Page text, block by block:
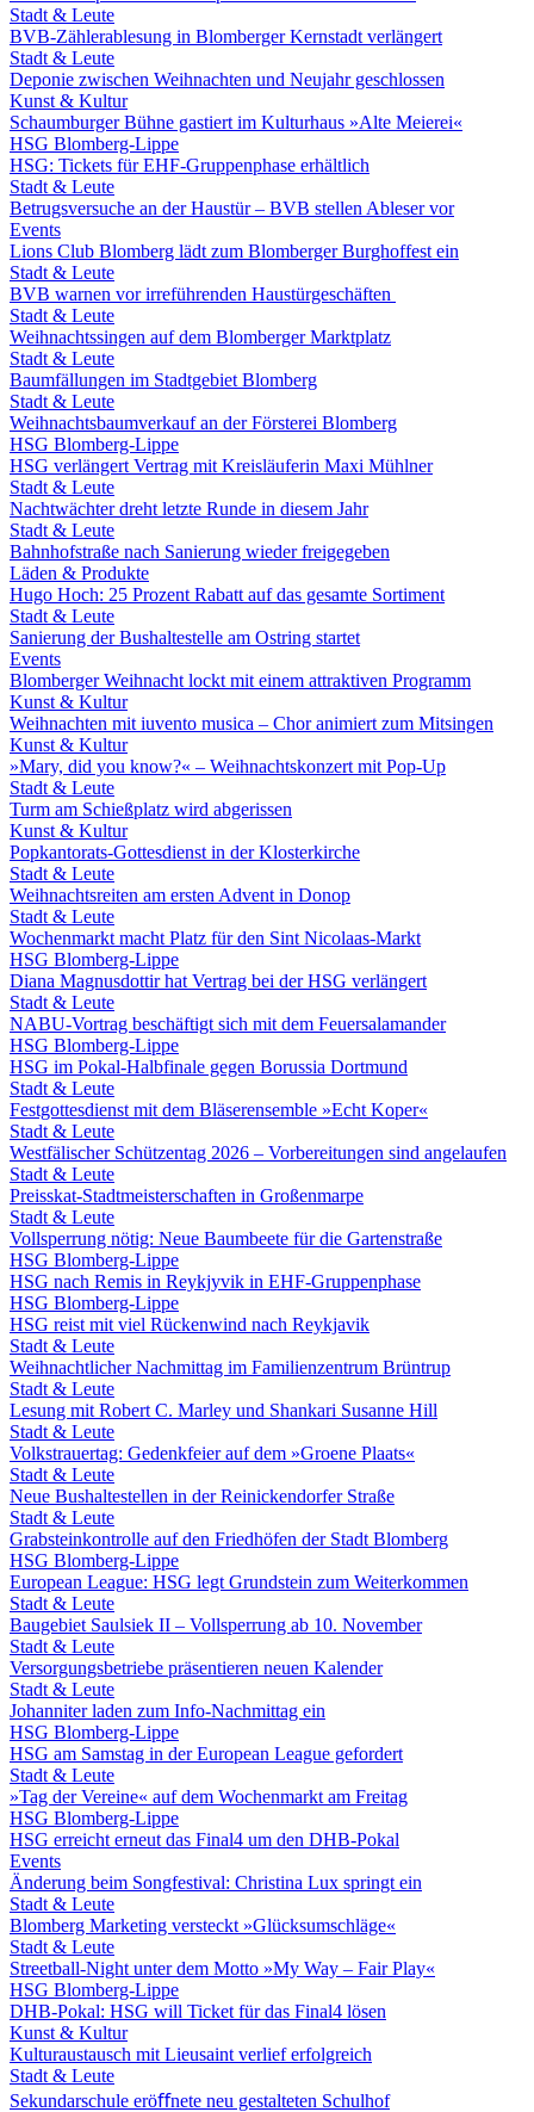
Stadt & Leute
BVB-Zählerablesung in Blomberger Kernstadt verlängert
Stadt & Leute
Deponie zwischen Weihnachten und Neujahr geschlossen
Kunst & Kultur
Schaumburger Bühne gastiert im Kulturhaus »Alte Meierei«
HSG Blomberg-Lippe
HSG: Tickets für EHF-Gruppenphase erhältlich
Stadt & Leute
Betrugsversuche an der Haustür – BVB stellen Ableser vor
Events
Lions Club Blomberg lädt zum Blomberger Burghoffest ein
Stadt & Leute
BVB warnen vor irreführenden Haustürgeschäften
Stadt & Leute
Weihnachtssingen auf dem Blomberger Marktplatz
Stadt & Leute
Baumfällungen im Stadtgebiet Blomberg
Stadt & Leute
Weihnachtsbaumverkauf an der Försterei Blomberg
HSG Blomberg-Lippe
HSG verlängert Vertrag mit Kreisläuferin Maxi Mühlner
Stadt & Leute
Nachtwächter dreht letzte Runde in diesem Jahr
Stadt & Leute
Bahnhofstraße nach Sanierung wieder freigegeben
Läden & Produkte
Hugo Hoch: 25 Prozent Rabatt auf das gesamte Sortiment
Stadt & Leute
Sanierung der Bushaltestelle am Ostring startet
Events
Blomberger Weihnacht lockt mit einem attraktiven Programm
Kunst & Kultur
Weihnachten mit iuvento musica – Chor animiert zum Mitsingen
Kunst & Kultur
»Mary, did you know?« – Weihnachtskonzert mit Pop-Up
Stadt & Leute
Turm am Schießplatz wird abgerissen
Kunst & Kultur
Popkantorats-Gottesdienst in der Klosterkirche
Stadt & Leute
Weihnachtsreiten am ersten Advent in Donop
Stadt & Leute
Wochenmarkt macht Platz für den Sint Nicolaas-Markt
HSG Blomberg-Lippe
Diana Magnusdottir hat Vertrag bei der HSG verlängert
Stadt & Leute
NABU-Vortrag beschäftigt sich mit dem Feuersalamander
HSG Blomberg-Lippe
HSG im Pokal-Halbfinale gegen Borussia Dortmund
Stadt & Leute
Festgottesdienst mit dem Bläserensemble »Echt Koper«
Stadt & Leute
Westfälischer Schützentag 2026 – Vorbereitungen sind angelaufen
Stadt & Leute
Preisskat-Stadtmeisterschaften in Großenmarpe
Stadt & Leute
Vollsperrung nötig: Neue Baumbeete für die Gartenstraße
HSG Blomberg-Lippe
HSG nach Remis in Reykjyvik in EHF-Gruppenphase
HSG Blomberg-Lippe
HSG reist mit viel Rückenwind nach Reykjavik
Stadt & Leute
Weihnachtlicher Nachmittag im Familienzentrum Brüntrup
Stadt & Leute
Lesung mit Robert C. Marley und Shankari Susanne Hill
Stadt & Leute
Volkstrauertag: Gedenkfeier auf dem »Groene Plaats«
Stadt & Leute
Neue Bushaltestellen in der Reinickendorfer Straße
Stadt & Leute
Grabsteinkontrolle auf den Friedhöfen der Stadt Blomberg
HSG Blomberg-Lippe
European League: HSG legt Grundstein zum Weiterkommen
Stadt & Leute
Baugebiet Saulsiek II – Vollsperrung ab 10. November
Stadt & Leute
Versorgungsbetriebe präsentieren neuen Kalender
Stadt & Leute
Johanniter laden zum Info-Nachmittag ein
HSG Blomberg-Lippe
HSG am Samstag in der European League gefordert
Stadt & Leute
»Tag der Vereine« auf dem Wochenmarkt am Freitag
HSG Blomberg-Lippe
HSG erreicht erneut das Final4 um den DHB-Pokal
Events
Änderung beim Songfestival: Christina Lux springt ein
Stadt & Leute
Blomberg Marketing versteckt »Glücksumschläge«
Stadt & Leute
Streetball-Night unter dem Motto »My Way – Fair Play«
HSG Blomberg-Lippe
DHB-Pokal: HSG will Ticket für das Final4 lösen
Kunst & Kultur
Kulturaustausch mit Lieusaint verlief erfolgreich
Stadt & Leute
Sekundarschule eröﬀnete neu gestalteten Schulhof